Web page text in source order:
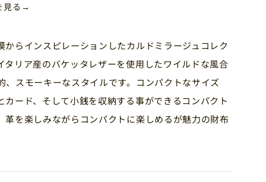
見る →
からインスピレーションしたカルドミラージュコレク
タリア産のバケッタレザーを使用したワイルドな風合
、スモーキーなスタイルです。コンパクトなサイズ
カード、そして小銭を収納する事ができるコンパクト
革を楽しみながらコンパクトに楽しめるが魅力の財布